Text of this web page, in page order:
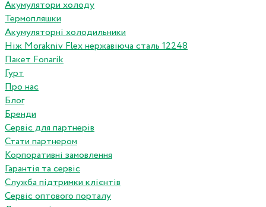
Акумулятори холоду
Термопляшки
Акумуляторні холодильники
Ніж Morakniv Flex нержавіюча сталь 12248
Пакет Fonarik
Гурт
Про нас
Блог
Бренди
Сервіс для партнерів
Стати партнером
Корпоративні замовлення
Гарантія та сервіс
Служба підтримки клієнтів
Сервіс оптового порталу